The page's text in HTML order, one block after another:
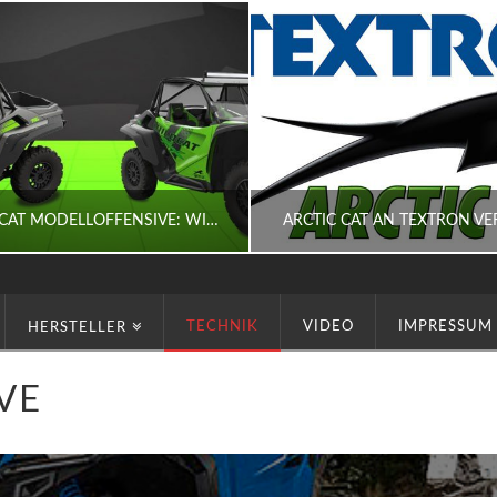
ARCTIC CAT MODELLOFFENSIVE: WILDCAT XX UND SPEEDCAT 77
HERBST
ARCTIC CAT AN TEXTRON
HERBST
HERSTELLER TECHNIK VIDEO IMPRESSUM